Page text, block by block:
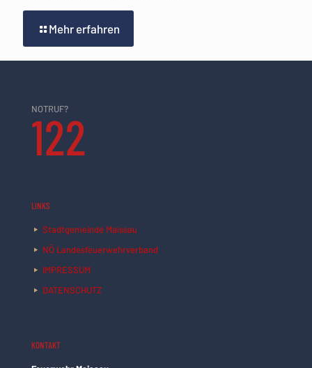
Mehr erfahren
NOTRUF?
122
LINKS
Stadtgemeinde Maissau
NÖ Landesfeuerwehrverband
IMPRESSUM
DATENSCHUTZ
KONTAKT